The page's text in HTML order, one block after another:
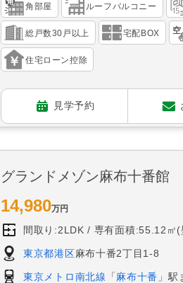
角部屋 ルーフバルコニー
総戸数30戸以上 宅配BOX
住宅ローン控除
見学予約
グランドメゾン麻布十番館
14,980万円
間取り:2LDK 専有面積:55.12㎡(
東京都港区麻布十番2丁目1-8
東京メトロ南北線 「 麻布十番 」